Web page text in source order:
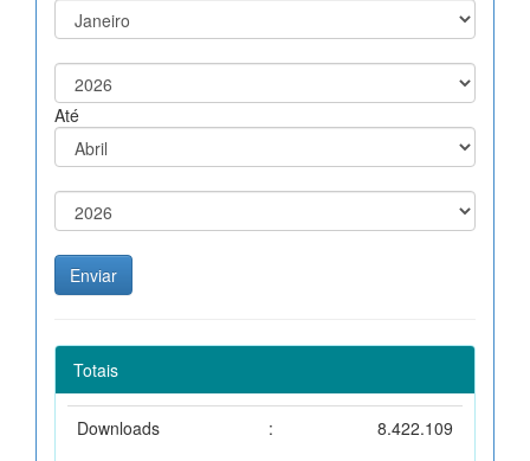
Até
Totais
Downloads : 8.422.109